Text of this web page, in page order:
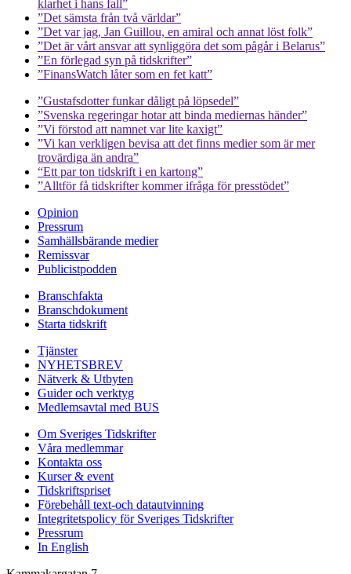
klarhet i hans fall”
”Det sämsta från två världar”
”Det var jag, Jan Guillou, en amiral och annat löst folk”
”Det är vårt ansvar att synliggöra det som pågår i Belarus”
”En förlegad syn på tidskrifter”
”FinansWatch låter som en fet katt”
”Gustafsdotter funkar dåligt på löpsedel”
”Svenska regeringar hotar att binda mediernas händer”
”Vi förstod att namnet var lite kaxigt”
”Vi kan verkligen bevisa att det finns medier som är mer
trovärdiga än andra”
“Ett par ton tidskrift i en kartong”
”Alltför få tidskrifter kommer ifråga för presstödet”
Opinion
Pressrum
Samhällsbärande medier
Remissvar
Publicistpodden
Branschfakta
Branschdokument
Starta tidskrift
Tjänster
NYHETSBREV
Nätverk & Utbyten
Guider och verktyg
Medlemsavtal med BUS
Om Sveriges Tidskrifter
Våra medlemmar
Kontakta oss
Kurser & event
Tidskriftspriset
Förebehåll text-och datautvinning
Integritetspolicy för Sveriges Tidskrifter
Pressrum
In English